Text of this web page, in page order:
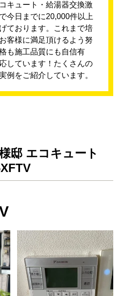
キュート・給湯器交換激
今日までに20,000件以上
ております。これまで培
客様に満足頂けるよう努
も施工品質にも自信有
しています！たくさんの
例をご紹介しています。
邸 エコキュート